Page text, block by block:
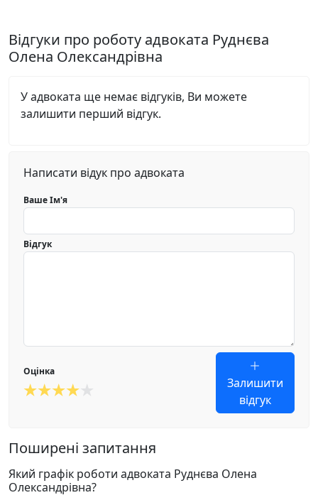
Відгуки про роботу адвоката Руднєва
Олена Олександрівна
У адвоката ще немає відгуків, Ви можете
залишити перший відгук.
Написати відук про адвоката
Ваше Ім'я
Відгук
Оцінка
Залишити
відгук
Поширені запитання
Який графік роботи адвоката Руднєва Олена
Олександрівна?